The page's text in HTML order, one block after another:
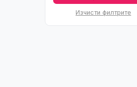
Изчисти филтрите